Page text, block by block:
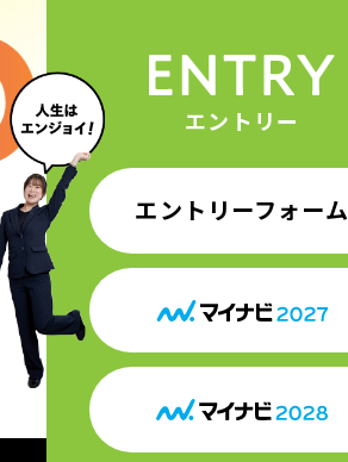
エントリー
エントリーフォーム